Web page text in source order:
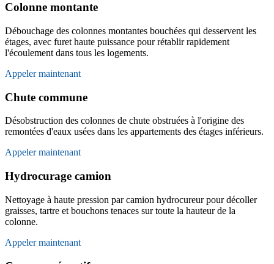
Colonne montante
Débouchage des colonnes montantes bouchées qui desservent les
étages, avec furet haute puissance pour rétablir rapidement
l'écoulement dans tous les logements.
Appeler maintenant
Chute commune
Désobstruction des colonnes de chute obstruées à l'origine des
remontées d'eaux usées dans les appartements des étages inférieurs.
Appeler maintenant
Hydrocurage camion
Nettoyage à haute pression par camion hydrocureur pour décoller
graisses, tartre et bouchons tenaces sur toute la hauteur de la
colonne.
Appeler maintenant